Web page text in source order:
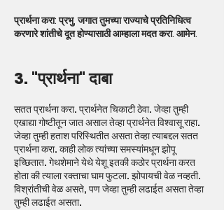
प्रार्थना करा: प्रभु, जगात तुमच्या राज्याचे प्रतिनिधित्व
करणारे शांतीचे दूत होण्यासाठी आम्हाला मदत करा. आमेन.
3. "प्रार्थना" दाबा
सतत प्रार्थना करा. प्रार्थनेत चिकाटी ठेवा. जेव्हा तुम्ही
एखाद्या गोष्टीतून जात असाल तेव्हा प्रार्थनेत विश्वासू राहा.
जेव्हा तुम्ही हताश परिस्थितीत असता तेव्हा त्याबद्दल सतत
प्रार्थना करा. काही लोक त्यांच्या समस्यांमधून झोपू
इच्छितात. गेथशेमाने येथे येशू इतकी कठोर प्रार्थना करत
होता की त्याला रक्ताचा घाम फुटला. झोपायची वेळ नव्हती.
विश्रांतीची वेळ असते, पण जेव्हा तुम्ही लढाईत असता तेव्हा
तुम्ही लढाईत असता.